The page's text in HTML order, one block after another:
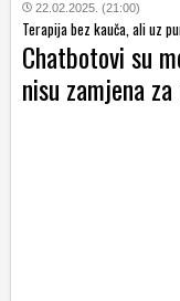
22.02.2025. (21:00)
Terapija bez kauča, ali uz
Chatbotovi su
nisu zamjena